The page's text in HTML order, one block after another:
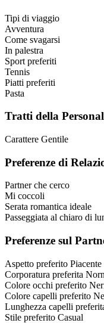
Tipi di viaggio
Avventura
Come svagarsi
In palestra
Sport preferiti
Tennis
Piatti preferiti
Pasta
Tratti della
Carattere Gentile
Preferenze di
Partner che cerco
Mi coccoli
Serata romantica ideale
Passeggiata al chiaro di
Preferenze sul
Aspetto preferito Piacente
Corporatura preferita
Colore occhi preferito
Colore capelli preferito
Lunghezza capelli
Stile preferito Casual